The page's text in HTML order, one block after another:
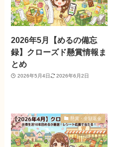
2026年5月【めるの備忘
録】クローズド懸賞情報ま
とめ
2026年5月4日 2026年6月2日
懸賞・全額返金